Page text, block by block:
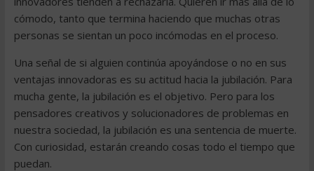
cómodo, tanto que termina haciendo que muchas otras
personas se sientan un poco incómodas en el proceso.
Una señal de si alguien continúa apoyándose o no en sus
ventajas innovadoras es su actitud hacia la jubilación. Para
mucha gente, la jubilación es el objetivo. Pero para los
pensadores creativos y solucionadores de problemas en
nuestra sociedad, la jubilación es una sentencia de muerte.
Con curiosidad, estarán creando cosas todo el tiempo que
puedan.